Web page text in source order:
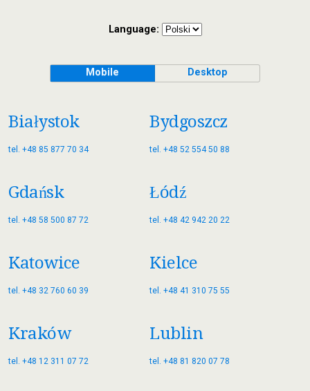
Language:
Mobile Desktop
Białystok
tel. +48 85 877 70 34
Bydgoszcz
tel. +48 52 554 50 88
Gdańsk
tel. +48 58 500 87 72
Łódź
tel. +48 42 942 20 22
Katowice
tel. +48 32 760 60 39
Kielce
tel. +48 41 310 75 55
Kraków
tel. +48 12 311 07 72
Lublin
tel. +48 81 820 07 78